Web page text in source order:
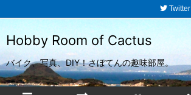
Hobby Room of Cactus
バイク、写真、DIY！さぼてんの趣味部屋。
Twitter